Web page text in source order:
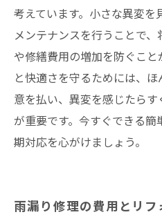
考えています。小さな異変を
メンテナンスを行うことで
や修繕費用の増加を防ぐこ
と快適さを守るためには、
意を払い、異変を感じたら
が重要です。今すぐできる
期対応を心がけましょう。
雨漏り修理の費用とリ